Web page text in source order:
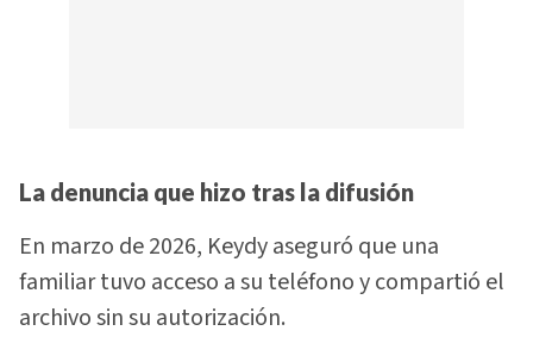
La denuncia que hizo tras la difusión
En marzo de 2026, Keydy aseguró que una
familiar tuvo acceso a su teléfono y compartió el
archivo sin su autorización.